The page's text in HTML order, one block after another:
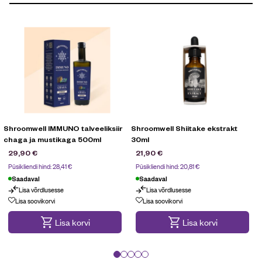
Shroomwell IMMUNO talveeliksiir
chaga ja mustikaga 500ml
29,90€
Püsikliendi hind:28,41€
Saadaval
Lisa võrdlusesse
Lisa soovikorvi
Lisa korvi
Shroomwell Shiitake ekstrakt
30ml
21,90€
Püsikliendi hind:20,81€
Saadaval
Lisa võrdlusesse
Lisa soovikorvi
Lisa korvi